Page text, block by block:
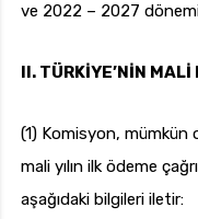
ve 2022 – 2027 dönemi
II. TÜRKİYE’NİN
(1) Komisyon, mümkün
mali yılın ilk ödeme
aşağıdaki bilgileri iletir: